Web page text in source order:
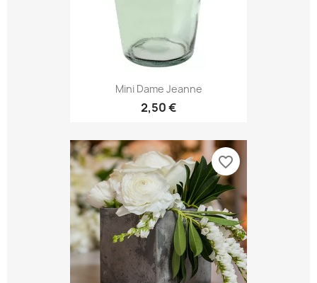
Mini Dame Jeanne
2,50 €
favorite_border